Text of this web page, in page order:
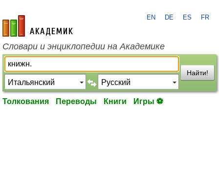
academic.ru
EN DE ES FR
Словари и энциклопедии на Академике
Найти!
Толкования Переводы Книги Игры ⚽